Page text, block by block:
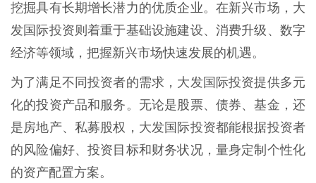
挖掘具有长期增长潜力的优质企业。在新兴市场，大
发国际投资则着重于基础设施建设、消费升级、数字
经济等领域，把握新兴市场快速发展的机遇。
为了满足不同投资者的需求，大发国际投资提供多元
化的投资产品和服务。无论是股票、债券、基金，还
是房地产、私募股权，大发国际投资都能根据投资者
的风险偏好、投资目标和财务状况，量身定制个性化
的资产配置方案。